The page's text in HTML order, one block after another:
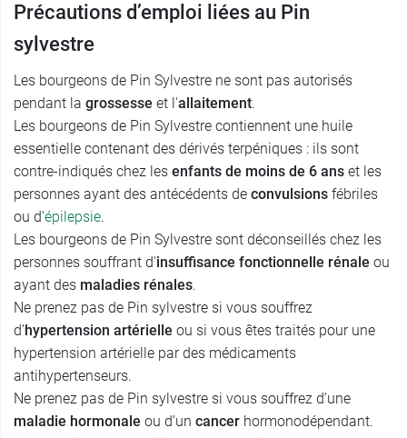
Précautions d’emploi liées au Pin
sylvestre
Les bourgeons de Pin Sylvestre ne sont pas autorisés
pendant la grossesse et l'allaitement.
Les bourgeons de Pin Sylvestre contiennent une huile
essentielle contenant des dérivés terpéniques : ils sont
contre-indiqués chez les enfants de moins de 6 ans et les
personnes ayant des antécédents de convulsions fébriles
ou d'épilepsie.
Les bourgeons de Pin Sylvestre sont déconseillés chez les
personnes souffrant d'insuffisance fonctionnelle rénale ou
ayant des maladies rénales.
Ne prenez pas de Pin sylvestre si vous souffrez
d’hypertension artérielle ou si vous êtes traités pour une
hypertension artérielle par des médicaments
antihypertenseurs.
Ne prenez pas de Pin sylvestre si vous souffrez d’une
maladie hormonale ou d’un cancer hormonodépendant.